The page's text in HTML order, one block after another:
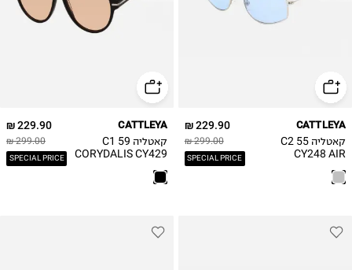
229.90 ₪
299.00 ₪
SPECIAL PRICE
CATTLEYA
קאטליה C2 55
CY248 AIR
229.90 ₪
299.00 ₪
SPECIAL PRICE
CATTLEYA
קאטליה C1 59
CORYDALIS CY429